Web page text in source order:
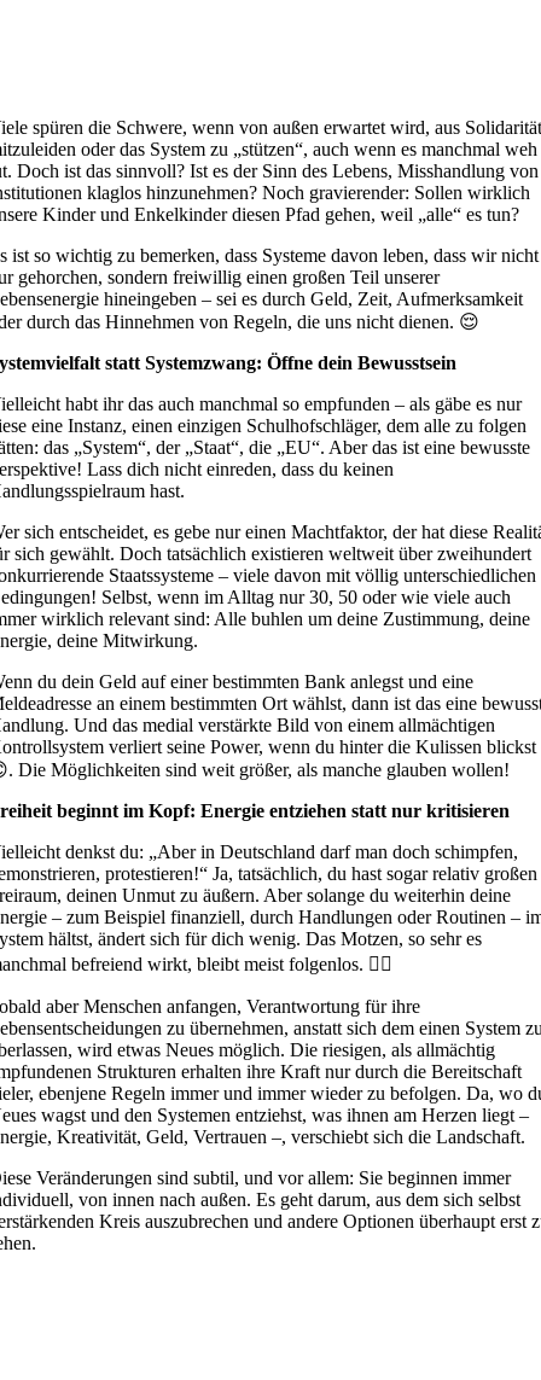
spüren die Schwere, wenn von außen erwartet wird, aus
oder das System zu „stützen“, auch wenn es manchmal weh
Doch ist das sinnvoll? Ist es der Sinn des Lebens, Misshandlung von
klaglos hinzunehmen? Noch gravierender: Sollen wirklich
Kinder und Enkelkinder diesen Pfad gehen, weil „alle“ es tun?
ist so wichtig zu bemerken, dass Systeme davon leben, dass wir nicht
gehorchen, sondern freiwillig einen großen Teil unserer
hineingeben – sei es durch Geld, Zeit, Aufmerksamkeit
durch das Hinnehmen von Regeln, die uns nicht dienen. 😌
statt Systemzwang: Öffne dein Bewusstsein
habt ihr das auch manchmal so empfunden – als gäbe es nur
eine Instanz, einen einzigen Schulhofschläger, dem alle zu folgen
das „System“, der „Staat“, die „EU“. Aber das ist eine bewusste
Lass dich nicht einreden, dass du keinen
hast.
sich entscheidet, es gebe nur einen Machtfaktor, der hat diese
sich gewählt. Doch tatsächlich existieren weltweit über zweihundert
Staatssysteme – viele davon mit völlig unterschiedlichen
Selbst, wenn im Alltag nur 30, 50 oder wie viele auch
wirklich relevant sind: Alle buhlen um deine Zustimmung, deine
deine Mitwirkung.
du dein Geld auf einer bestimmten Bank anlegst und eine
an einem bestimmten Ort wählst, dann ist das eine
Und das medial verstärkte Bild von einem allmächtigen
verliert seine Power, wenn du hinter die Kulissen blickst
Die Möglichkeiten sind weit größer, als manche glauben wollen!
beginnt im Kopf: Energie entziehen statt nur kritisieren
denkst du: „Aber in Deutschland darf man doch schimpfen,
protestieren!“ Ja, tatsächlich, du hast sogar relativ großen
deinen Unmut zu äußern. Aber solange du weiterhin deine
– zum Beispiel finanziell, durch Handlungen oder Routinen –
hältst, ändert sich für dich wenig. Das Motzen, so sehr es
befreiend wirkt, bleibt meist folgenlos. 🤦‍♂️
aber Menschen anfangen, Verantwortung für ihre
zu übernehmen, anstatt sich dem einen System
wird etwas Neues möglich. Die riesigen, als allmächtig
Strukturen erhalten ihre Kraft nur durch die Bereitschaft
ebenjene Regeln immer und immer wieder zu befolgen. Da, wo
wagst und den Systemen entziehst, was ihnen am Herzen liegt –
Kreativität, Geld, Vertrauen –, verschiebt sich die Landschaft.
Veränderungen sind subtil, und vor allem: Sie beginnen immer
von innen nach außen. Es geht darum, aus dem sich selbst
Kreis auszubrechen und andere Optionen überhaupt erst